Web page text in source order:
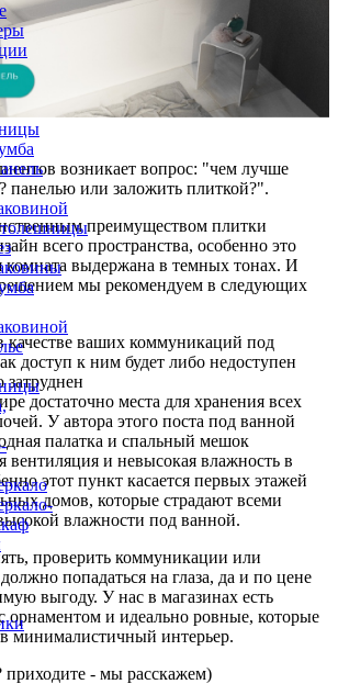
возникает вопрос: "чем лучше
панелью или заложить плиткой?".
преимуществом плитки
всего пространства, особенно это
комната выдержана в темных тонах. И
решением мы рекомендуем в следующих
ваших коммуникаций под
доступ к ним будет либо недоступен
затруднен
достаточно места для хранения всех
У автора этого поста под ванной
палатка и спальный мешок
вентиляция и невысокая влажность в
этот пункт касается первых этажей
домов, которые страдают всеми
влажности под ванной.
проверить коммуникации или
попадаться на глаза, да и по цене
выгоду. У нас в магазинах есть
орнаментом и идеально ровные, которые
минималистичный интерьер.
приходите - мы расскажем)